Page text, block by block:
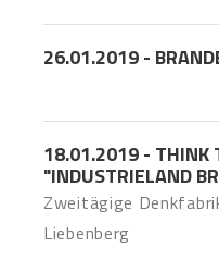
26.01.2019 -
18.01.2019 - THINK
"INDUSTRIELAND
Zweitägige
Liebenberg